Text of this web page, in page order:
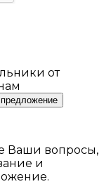
от
Ваши вопросы,
и